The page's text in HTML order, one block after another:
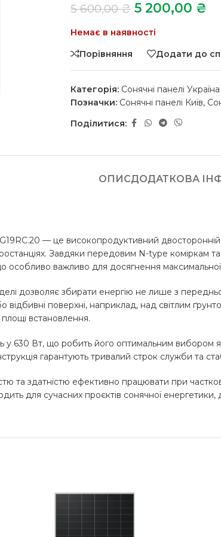
5 600,00₴ 5 200,00 ₴
Немає в наявності
Порівняння
Додати до
Категорія: Сонячні панелі Україна
Позначки: Сонячні панелі Київ,
Поділитися:
ОПИСДОДАТКОВА
— це високопродуктивний
Завдяки передовим N-type коміркам
особливо важливо для досягнення максимальної
дозволяє збирати енергію не лише з
відбивні поверхні, наприклад, над світлим
встановлення.
у 630 Вт, що робить його оптимальним вибором
гарантують тривалий строк служби та
та здатністю ефективно працювати при
для сучасних проєктів сонячної